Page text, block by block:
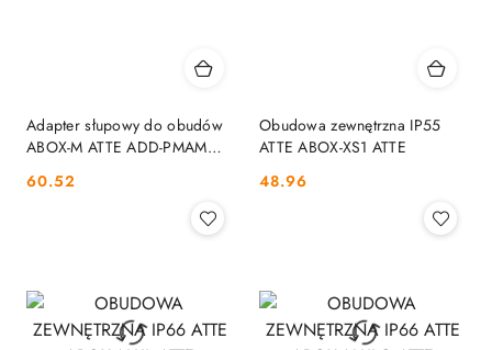
Adapter słupowy do obudów
ABOX-M ATTE ADD-PMAM
Cena:
60.52
Obudowa zewnętrzna IP55
ATTE ABOX-XS1 ATTE
Cena:
48.96